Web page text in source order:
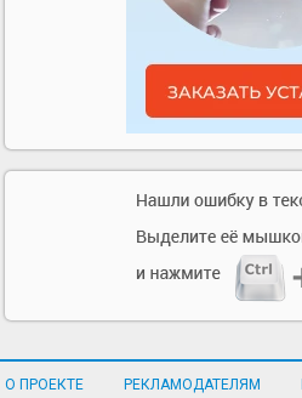
О ПРОЕКТЕ РЕКЛАМОДАТЕЛЯМ